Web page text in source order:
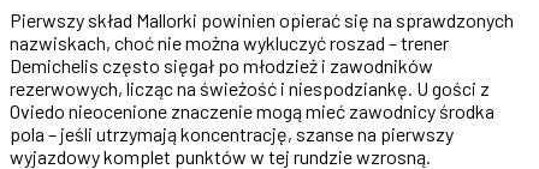
Pierwszy skład Mallorki powinien opierać się na sprawdzonych
nazwiskach, choć nie można wykluczyć roszad – trener
Demichelis często sięgał po młodzież i zawodników
rezerwowych, licząc na świeżość i niespodziankę. U gości z
Oviedo nieocenione znaczenie mogą mieć zawodnicy środka
pola – jeśli utrzymają koncentrację, szanse na pierwszy
wyjazdowy komplet punktów w tej rundzie wzrosną.